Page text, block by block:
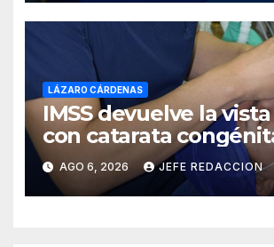
LÁZARO CÁRDENAS
IMSS devuelve la
con catarata
23 años de limitación
AGO 6, 2026 JEFE REDACCION